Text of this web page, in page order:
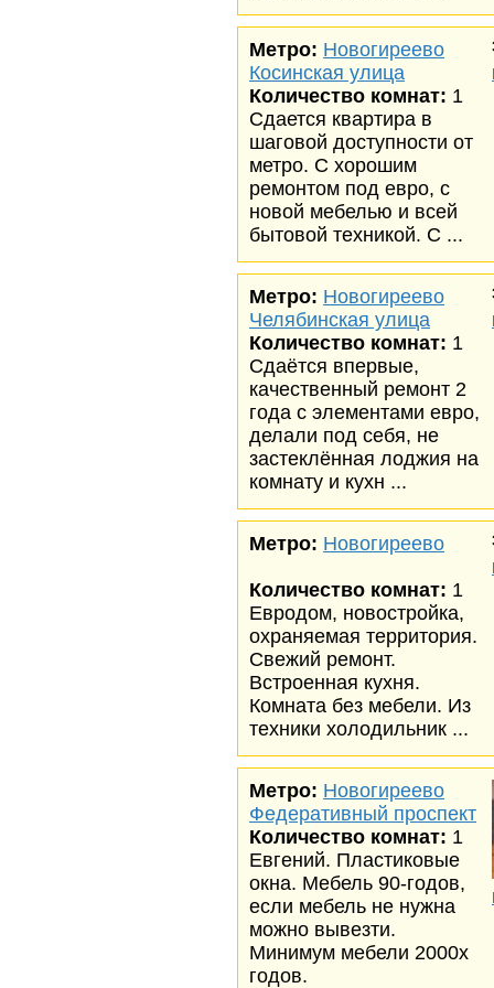
Метро: Новогиреево
Косинская улица
Количество комнат: 1
Сдается квартира в
шаговой доступности от
метро. С хорошим
ремонтом под евро, с
новой мебелью и всей
бытовой техникой. С ...
Метро: Новогиреево
Челябинская улица
Количество комнат: 1
Сдаётся впервые,
качественный ремонт 2
года с элементами евро,
делали под себя, не
застеклённая лоджия на
комнату и кухн ...
Метро: Новогиреево
Количество комнат: 1
Евродом, новостройка,
охраняемая территория.
Свежий ремонт.
Встроенная кухня.
Комната без мебели. Из
техники холодильник ...
Метро: Новогиреево
Федеративный проспект
Количество комнат: 1
Евгений. Пластиковые
окна. Мебель 90-годов,
если мебель не нужна
можно вывезти.
Минимум мебели 2000х
годов.